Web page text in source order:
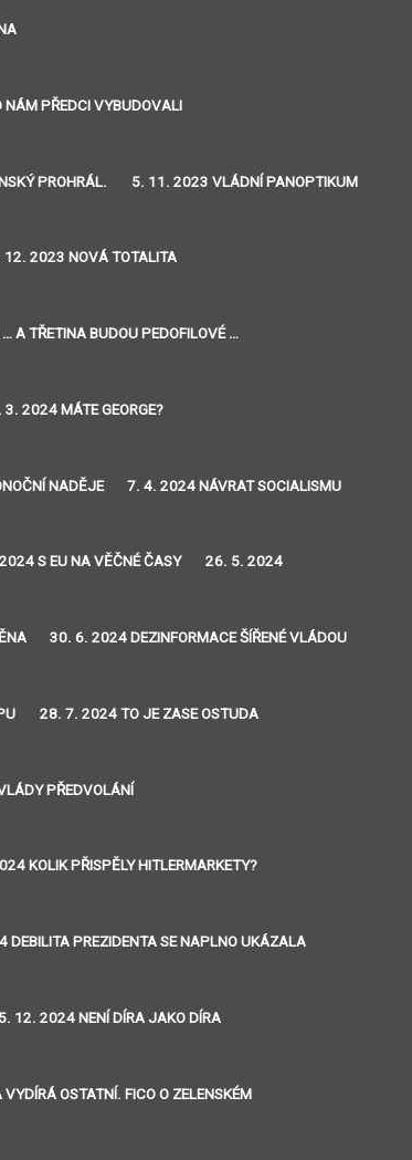
PŘEDCI VYBUDOVALI
PROHRÁL. 5. 11. 2023 VLÁDNÍ PANOPTIKUM
12. 2023 NOVÁ TOTALITA
A TŘETINA BUDOU PEDOFILOVÉ …
3. 2024 MÁTE GEORGE?
NADĚJE 7. 4. 2024 NÁVRAT SOCIALISMU
S EU NA VĚČNÉ ČASY 26. 5. 2024
30. 6. 2024 DEZINFORMACE ŠÍŘENÉ VLÁDOU
28. 7. 2024 TO JE ZASE OSTUDA
PŘEDVOLÁNÍ
KOLIK PŘISPĚLY HITLERMARKETY?
PREZIDENTA SE NAPLNO UKÁZALA
12. 2024 NENÍ DÍRA JAKO DÍRA
OSTATNÍ. FICO O ZELENSKÉM